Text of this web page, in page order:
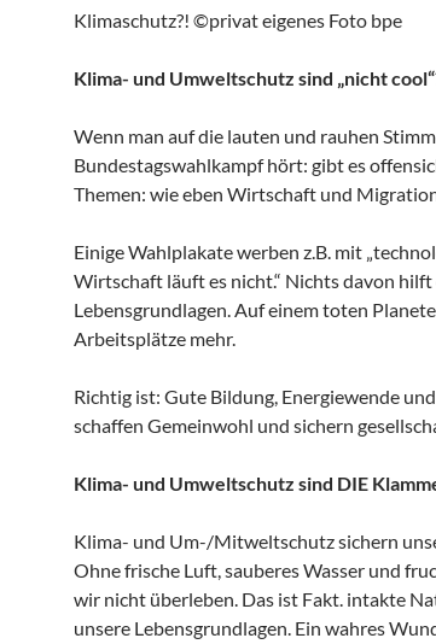
Klimaschutz?! ©privat eigenes Foto bpe
Klima- und Umweltschutz sind „nicht
Wenn man auf die lauten und rauhen
Bundestagswahlkampf hört: gibt es
Themen: wie eben Wirtschaft und
Einige Wahlplakate werben z.B. mit
Wirtschaft läuft es nicht.“ Nichts davon
Lebensgrundlagen. Auf einem toten
Arbeitsplätze mehr.
Richtig ist: Gute Bildung, Energiewende
schaffen Gemeinwohl und sichern
Klima- und Umweltschutz sind DIE
Klima- und Um-/Mitweltschutz sichern
Ohne frische Luft, sauberes Wasser und
wir nicht überleben. Das ist Fakt. intakte
unsere Lebensgrundlagen. Ein wahres